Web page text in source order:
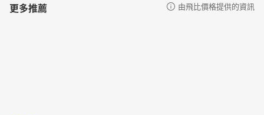
更多推薦 由飛比價格提供的資訊